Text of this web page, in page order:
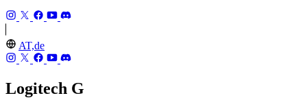
AT,de
Logitech G